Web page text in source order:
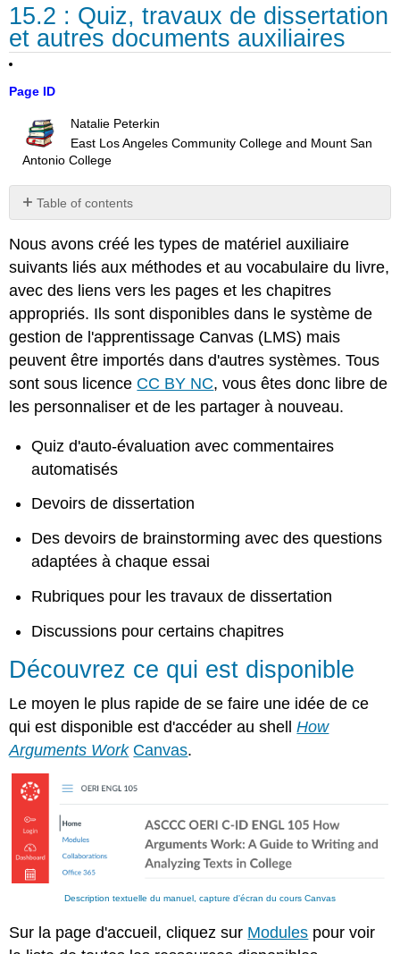
15.2 : Quiz, travaux de dissertation
et autres documents auxiliaires
Page ID
Natalie Peterkin
East Los Angeles Community College and Mount San
Antonio College
Table of contents
ce
qui
disponible
Afficher
les
aperçus
Canvas
Commons
depuis
Canvas
Importer
un
autre
de
de
(LMS)
au
cours
Donner
attribution
Demandez
ou
partagez
Nous avons créé les types de matériel auxiliaire
suivants liés aux méthodes et au vocabulaire du livre,
avec des liens vers les pages et les chapitres
appropriés. Ils sont disponibles dans le système de
gestion de l'apprentissage Canvas (LMS) mais
peuvent être importés dans d'autres systèmes. Tous
sont sous licence CC BY NC, vous êtes donc libre de
les personnaliser et de les partager à nouveau.
Quiz d'auto-évaluation avec commentaires
automatisés
Devoirs de dissertation
Des devoirs de brainstorming avec des questions
adaptées à chaque essai
Rubriques pour les travaux de dissertation
Discussions pour certains chapitres
Découvrez ce qui est disponible
Le moyen le plus rapide de se faire une idée de ce
qui est disponible est d'accéder au shellHow
Arguments Work Canvas.
Description textuelle du manuel, capture d'écran du cours Canvas
Sur la page d'accueil, cliquez sur Modules pour voir